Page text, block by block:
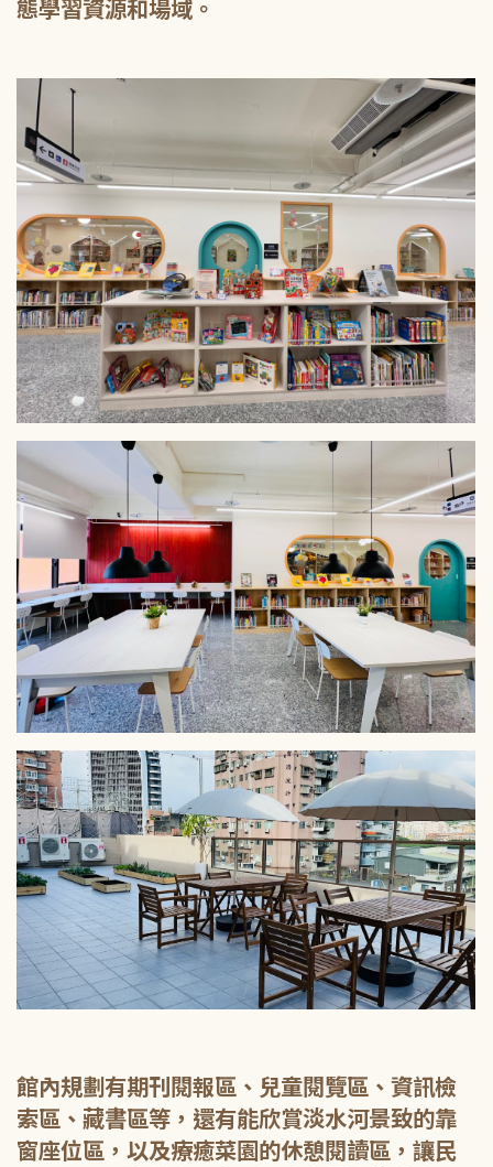
館內規劃有期刊閱報區、兒童閱覽區、資訊檢
索區、藏書區等，還有能欣賞淡水河景致的靠
窗座位區，以及療癒菜園的休憩閱讀區，讓民